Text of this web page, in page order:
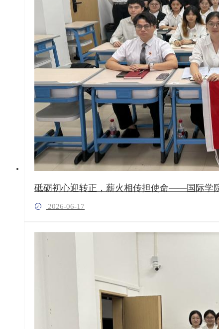
砥砺初心迎转正，薪火相传担使命——国际学
2026-06-17